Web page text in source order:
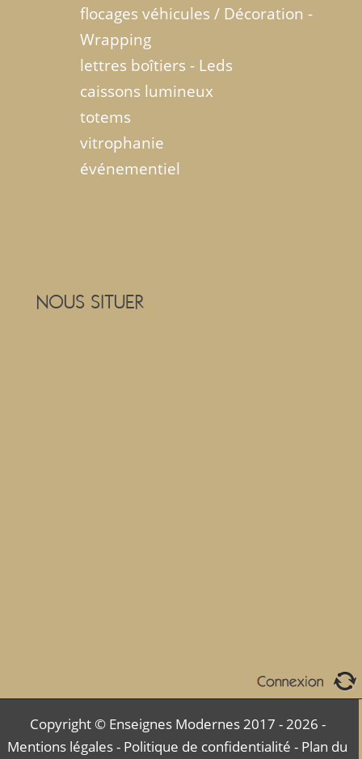
flocages véhicules / Décoration -
Wrapping
lettres boîtiers - Leds
caissons lumineux
totems
vitrophanie
événementiel
NOUS SITUER
Copyright © Enseignes Modernes 2017 - 2026 -
Mentions légales- Politique de confidentialité - Plan du